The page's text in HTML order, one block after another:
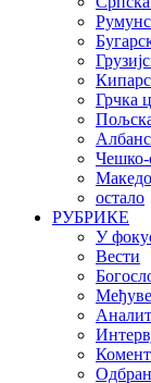
Грчка
Чешко-
остало
РУБРИКЕ
У
Вести